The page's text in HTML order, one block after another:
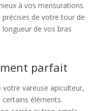
à vos mensurations.
de votre tour de
de vos bras
parfait
vareuse apiculteur,
éléments.